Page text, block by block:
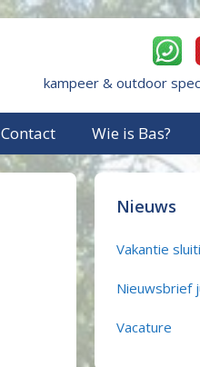
kampeer & outdoor
Contact Wie is Bas?
Nieuws
Vakantie
Nieuwsbrief
Vacature